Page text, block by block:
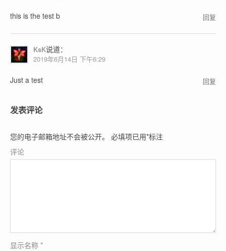
this is the test b 回复
KsK说道：
2019年6月14日 下午6:29
Just a test 回复
发表评论
您的电子邮箱地址不会被公开。 必填项已用*标注
评论
显示名称 *